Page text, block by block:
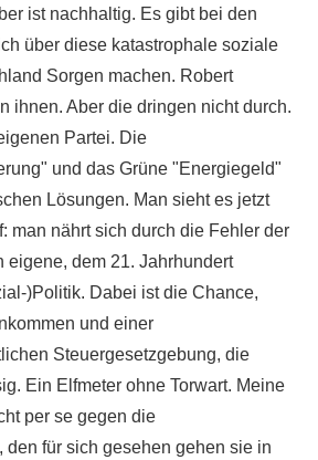
ist nachhaltig. Es gibt bei den
über diese katastrophale soziale
Sorgen machen. Robert
ihnen. Aber die dringen nicht durch.
Partei. Die
und das Grüne "Energiegeld"
Lösungen. Man sieht es jetzt
man nährt sich durch die Fehler der
eigene, dem 21. Jahrhundert
)Politik. Dabei ist die Chance,
und einer
Steuergesetzgebung, die
Ein Elfmeter ohne Torwart. Meine
per se gegen die
den für sich gesehen gehen sie in